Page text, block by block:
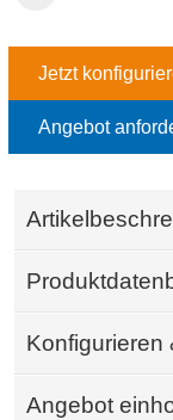
Jetzt
Angebot
Konfigurieren
Angebot